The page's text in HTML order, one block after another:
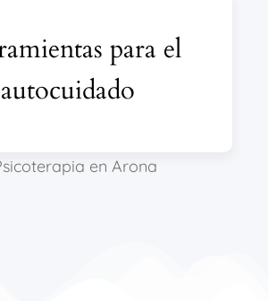
para el
autocuidado